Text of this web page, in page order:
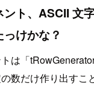
ント、ASCII 文
けかな？
は「
数だけ作り出すこ